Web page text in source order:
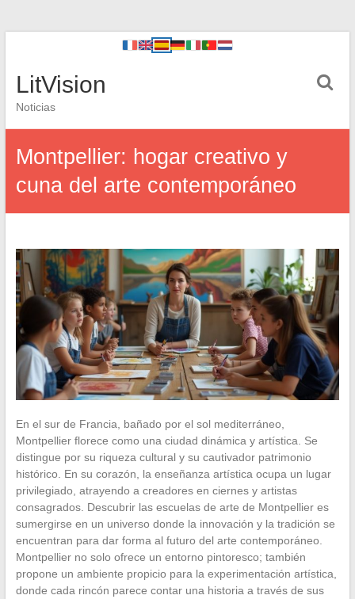
LitVision
Noticias
Montpellier: hogar creativo y
cuna del arte contemporáneo
En el sur de Francia, bañado por el sol mediterráneo,
Montpellier florece como una ciudad dinámica y artística. Se
distingue por su riqueza cultural y su cautivador patrimonio
histórico. En su corazón, la enseñanza artística ocupa un lugar
privilegiado, atrayendo a creadores en ciernes y artistas
consagrados. Descubrir las escuelas de arte de Montpellier es
sumergirse en un universo donde la innovación y la tradición se
encuentran para dar forma al futuro del arte contemporáneo.
Montpellier no solo ofrece un entorno pintoresco; también
propone un ambiente propicio para la experimentación artística,
donde cada rincón parece contar una historia a través de sus